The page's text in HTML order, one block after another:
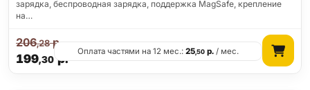
зарядка, беспроводная зарядка, поддержка MagSafe, крепление
на…
199,30р.
206,28р.
Оплата частями на 12 мес.:25,50 р. / мес.